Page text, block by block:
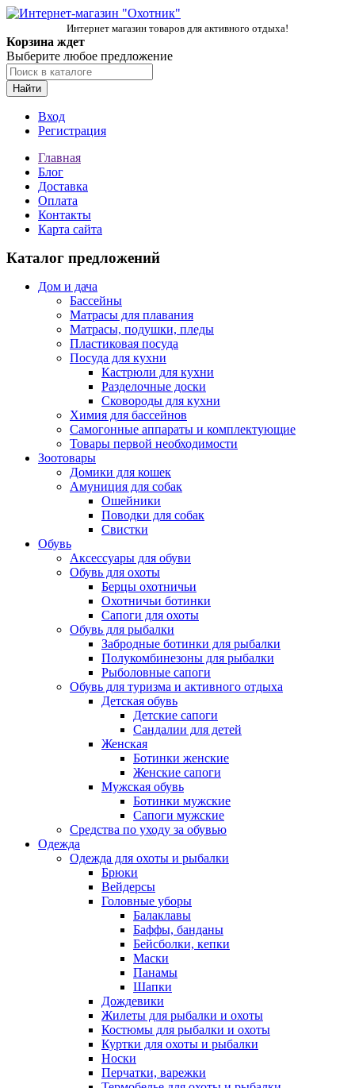
Интернет магазин товаров для активного отдыха!
Корзина ждет
Выберите любое предложение
Найти
Вход
Регистрация
Главная
Блог
Доставка
Оплата
Контакты
Карта сайта
Каталог предложений
Дом и дача
Бассейны
Матрасы для плавания
Матрасы, подушки, пледы
Пластиковая посуда
Посуда для кухни
Кастрюли для кухни
Разделочные доски
Сковороды для кухни
Химия для бассейнов
Самогонные аппараты и комплектующие
Товары первой необходимости
Зоотовары
Домики для кошек
Амуниция для собак
Ошейники
Поводки для собак
Свистки
Обувь
Аксессуары для обуви
Обувь для охоты
Берцы охотничьи
Охотничьи ботинки
Сапоги для охоты
Обувь для рыбалки
Забродные ботинки для рыбалки
Полукомбинезоны для рыбалки
Рыболовные сапоги
Обувь для туризма и активного отдыха
Детская обувь
Детские сапоги
Сандалии для детей
Женская
Ботинки женские
Женские сапоги
Мужская обувь
Ботинки мужские
Сапоги мужские
Средства по уходу за обувью
Одежда
Одежда для охоты и рыбалки
Брюки
Вейдерсы
Головные уборы
Балаклавы
Баффы, банданы
Бейсболки, кепки
Маски
Панамы
Шапки
Дождевики
Жилеты для рыбалки и охоты
Костюмы для рыбалки и охоты
Куртки для охоты и рыбалки
Носки
Перчатки, варежки